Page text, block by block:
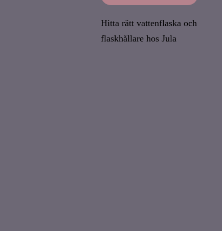
Hitta rätt vattenflaska och
flaskhållare hos Jula